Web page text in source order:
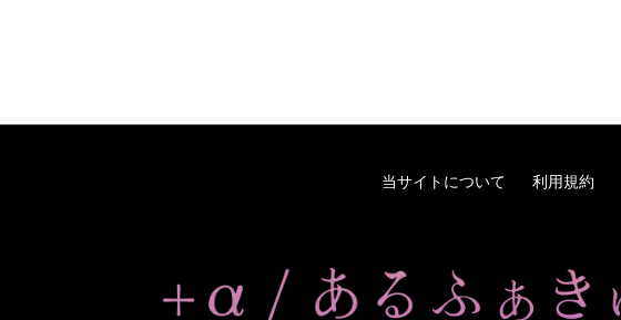
当サイトについて 利用規約